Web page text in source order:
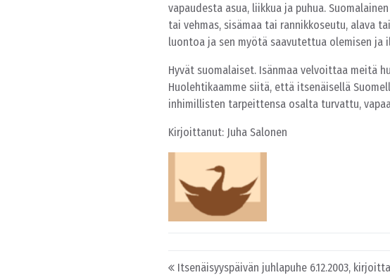
vapaudesta asua, liikkua ja puhua.
tai vehmas, sisämaa tai rannikkoseutu, alava
luontoa ja sen myötä saavutettua olemisen ja
Hyvät suomalaiset. Isänmaa velvoittaa meitä
Huolehtikaamme siitä, että itsenäisellä
inhimillisten tarpeittensa osalta turvattu,
Kirjoittanut: Juha Salonen
Post navigation
Itsenäisyyspäivän juhlapuhe 6.12.2003,